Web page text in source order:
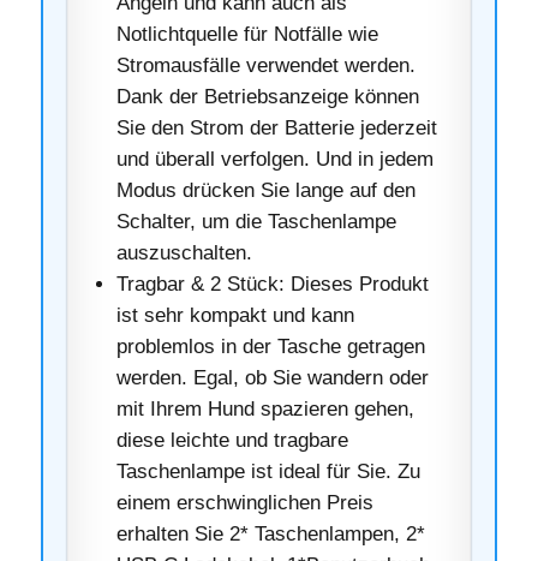
Notlichtquelle für Notfälle wie
Stromausfälle verwendet werden.
Dank der Betriebsanzeige können
Sie den Strom der Batterie jederzeit
und überall verfolgen. Und in jedem
Modus drücken Sie lange auf den
Schalter, um die Taschenlampe
auszuschalten.
Tragbar & 2 Stück: Dieses Produkt
ist sehr kompakt und kann
problemlos in der Tasche getragen
werden. Egal, ob Sie wandern oder
mit Ihrem Hund spazieren gehen,
diese leichte und tragbare
Taschenlampe ist ideal für Sie. Zu
einem erschwinglichen Preis
erhalten Sie 2* Taschenlampen, 2*